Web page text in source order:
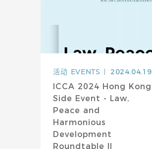
活动 EVENTS 2024.04.19
ICCA 2024 Hong Kong
Side Event - Law,
Peace and
Harmonious
Development
Roundtable II